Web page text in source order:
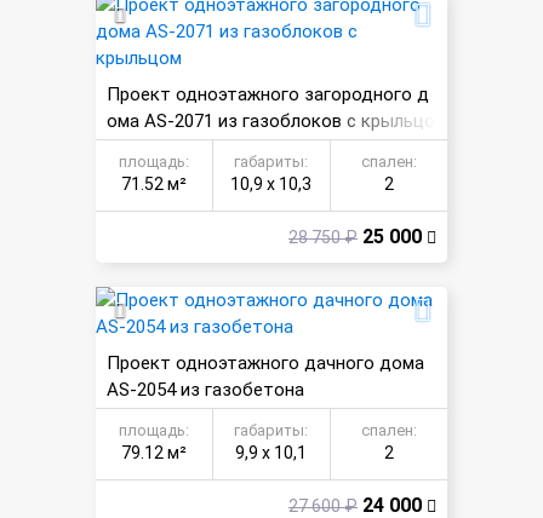
Проект одноэтажного загородного д
ома AS-2071 из газоблоков с крыльцо
м
площадь:
71.52 м²
габариты:
10,9 х 10,3
спален:
2
28 750 ₽ 25 000
Проект одноэтажного дачного дома
AS-2054 из газобетона
площадь:
79.12 м²
габариты:
9,9 х 10,1
спален:
2
27 600 ₽ 24 000